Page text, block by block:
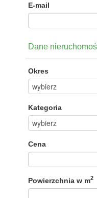
E-mail
Dane
Okres
Kategoria
Cena
Powierzchnia w m2